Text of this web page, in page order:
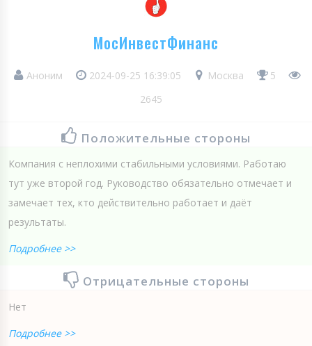
МосИнвестФинанс
Аноним 2024-09-25 16:39:05 Москва
5
2645
Положительные стороны
Компания с неплохими стабильными условиями. Работаю
тут уже второй год. Руководство обязательно отмечает и
замечает тех, кто действительно работает и даёт
результаты.
Подробнее >>
Отрицательные стороны
Нет
Подробнее >>